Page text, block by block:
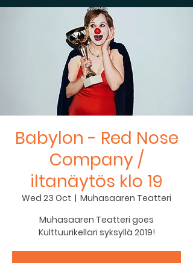
Babylon - Red Nose
Company /
iltanäytös klo 19
Wed 23 Oct
  |
Muhasaaren Teatteri
Muhasaaren Teatteri goes
Kulttuurikellari syksyllä 2019!